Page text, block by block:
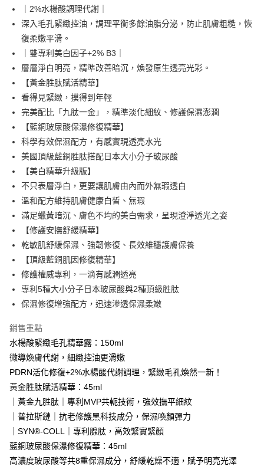
Google Pay
網路銀行/電子錢包
相關說明
支援用馬幣 (MYR) 付款，結帳時商品金額可能因匯率變動而有所調整。
大哥付你分期
相關說明
【大哥付你分期使用說明】
1.本服務由台灣大哥大提供，台灣大哥大用戶可立即使用無須另外申請。
2.付款方式選擇「大哥付你分期」，訂單成立後會自動跳轉到大哥付的交易
流程，驗證手機門號後，選擇欲分期的期數、繳款截止日，確認付款後即完
3.實際核准額度、可分期數及費用金額請依後續交易確認頁面所載為準。
4.訂單成立30分鐘內，如未前往確認交易或遇審核未通過，訂單將自動取
消。如遇「轉專審核」未通過狀況，表示未達大哥付你分期系統評分，恕無
法說明評估內容。
【繳款方式說明】
1.分期款項不併入電信帳單，「大哥付你分期」於每月結算日後寄送繳費提
2.透過簡訊連結打開帳單後，可選擇「超商條碼／台灣大直營門市／銀行轉
帳／街口支付／iPASS MONEY」等通路繳費。
【注意事項】
1.本服務係由「台灣大哥大股份有限公司」（以下簡稱本公司）所提供，讓
用戶於交易時，得透過本服務購買商品或服務，並由商店將買賣／分期付款
2.基於同意付款使用「大哥付你分期」之契約關係目的，商店將以您的個人
資料（包含姓名、電話或地址）提供予台灣大哥大進項蒐集、處理及利用，
3.完整用戶服務條款，請詳閱以下連結：
AFTEE先享後付
相關說明
【關於「AFTEE先享後付」】
AFTEE先享後付是「在收到商品之後才付款」的支付方式。 讓您購物簡單
１．簡單：不需註冊會員、不需綁卡、不需儲值。
２．便利：只要手機號碼，簡訊認證，即可結帳。
３．安心：先確認商品／服務後，再付款。
【「AFTEE先享後付」結帳流程】
１．於結帳方式選擇「AFTEE先享後付」後，將跳轉至「AFTEE先享後付」
２．訂單成立數日內，您將收到繳費通知簡訊。
３．收到繳費通知簡訊後14天內，點擊此簡訊中的連結，可透過四大超商／
ATM／網路銀行／等多元方式進行付款，方視為交易完成。
※ 請注意：結帳手續完成當下不需立刻繳費，但若您需要取消訂單，請聯絡
購買商品的店家。未經商家同意取消之訂單仍視為有效，需透過AFTEE先享
後付繳納相關費用。
※ 交易是否成功請以「AFTEE先享後付 」之結帳頁面顯示為準，若有關於
是否繳費成功／繳費後需取消欲退款等相關疑問，請聯繫「AFTEE先享後付
【注意事項】
易，需依本服務之必要範圍內提供個人資料，並將交易相關給付款項請求債
權轉讓予恩沛科技股份有限公司。
２．關於個人資料處理事宜，請瀏覽以下網址：
https://aftee.tw/terms/#terms3
３．未成年的使用者請事先徵得法定代理人或監護人之同意方可使用
「AFTEE先享後付」，若未經同意申辦者引起之損失，本公司不負相關責
４．使用「AFTEE先享後付」時，將依據個別帳號之用戶狀況，依本公司即
時審查核予不同之上限額度；若仍有額度不足之情形，本公司將視審查結果
請求用戶進行身份認證。
ATM付款
貨到付款
運送方式
全家取貨付款
付款後全家取貨
每筆NT$80，滿NT$1,880(含以上)免運費
每筆NT$80，滿NT$2,000(含以上)免運費
每筆NT$80，滿NT$1,880(含以上)免運費
7-11取貨付款
每筆NT$80，滿NT$2,000(含以上)免運費
付款後7-11取貨
每筆NT$80，滿NT$1,880(含以上)免運費
台灣宅配(便利帶)
每筆NT$80，滿NT$1,880(含以上)免運費
｜2%水楊酸調理代謝｜
深入毛孔緊緻控油，調理平衡多餘油脂分泌，防止肌膚粗糙，恢
復柔嫩平滑。
｜雙專利美白因子+2% B3｜
層層淨白明亮，精準改善暗沉，煥發原生透亮光彩。
【黃金胜肽賦活精華】
看得見緊緻，摸得到年輕
完美配比「九肽一金」，精準淡化細紋、修護保濕澎潤
【藍銅玻尿酸保濕修復精華】
科學有效保濕配方，有感實現透亮水光
美國頂級藍銅胜肽搭配日本大小分子玻尿酸
【美白精華升級版】
不只表層淨白，更要讓肌膚由內而外無瑕透白
溫和配方維持肌膚健康白皙、無瑕
滿足蠟黃暗沉、膚色不均的美白需求，呈現澄淨透光之姿
【修護安撫舒緩精華】
乾敏肌舒緩保濕、強韌修復、長效維穩護膚保養
【頂級藍銅肌因修復精華】
修護權威專利，一滴有感潤透亮
專利5種大小分子日本玻尿酸與2種頂級胜肽
保濕修復增強配方，迅速滲透保濕柔嫩
銷售重點
水楊酸緊緻毛孔精華露：150ml
微導煥膚代謝，細緻控油更滑嫩
PDRN活化修復+2%水楊酸代謝調理，緊緻毛孔煥然一新！
黃金胜肽賦活精華：45ml
｜黃金九胜肽｜專利MVP共軛技術，強效撫平細紋
｜普拉斯鏈｜抗老修護黑科技成分，保濕喚顏彈力
｜SYN®-COLL｜專利腺肽，高效緊實緊顏
藍銅玻尿酸保濕修復精華：45ml
高濃度玻尿酸等共8重保濕成分，舒緩乾燥不適，賦予明亮光澤